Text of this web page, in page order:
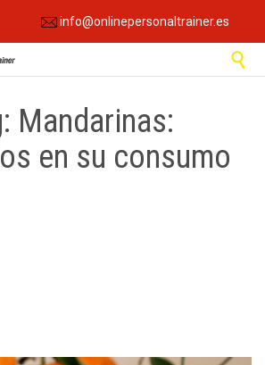
info@onlinepersonaltrainer.es

Mandarinas:
en su consumo